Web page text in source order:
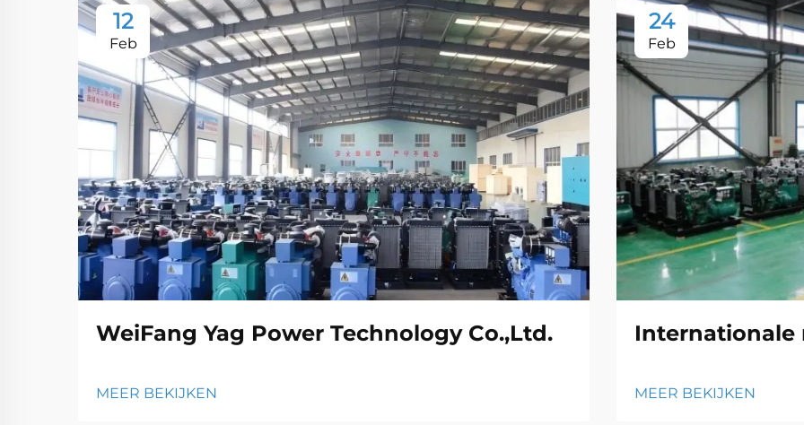
12
Feb
WeiFang Yag Power Technology Co.,Ltd.
MEER BEKIJKEN
24
Feb
Internationale
MEER BEKIJKEN